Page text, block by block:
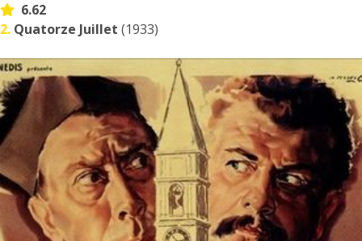
6.62
2. Quatorze Juillet (1933)